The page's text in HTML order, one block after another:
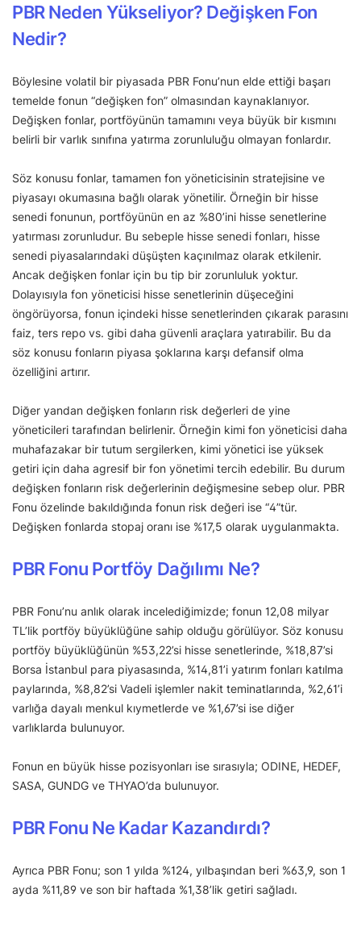
PBR Neden Yükseliyor? Değişken Fon
Nedir?
Böylesine volatil bir piyasada PBR Fonu’nun elde ettiği başarı
temelde fonun “değişken fon” olmasından kaynaklanıyor.
Değişken fonlar, portföyünün tamamını veya büyük bir kısmını
belirli bir varlık sınıfına yatırma zorunluluğu olmayan fonlardır.
Söz konusu fonlar, tamamen fon yöneticisinin stratejisine ve
piyasayı okumasına bağlı olarak yönetilir. Örneğin bir hisse
senedi fonunun, portföyünün en az %80’ini hisse senetlerine
yatırması zorunludur. Bu sebeple hisse senedi fonları, hisse
senedi piyasalarındaki düşüşten kaçınılmaz olarak etkilenir.
Ancak değişken fonlar için bu tip bir zorunluluk yoktur.
Dolayısıyla fon yöneticisi hisse senetlerinin düşeceğini
öngörüyorsa, fonun içindeki hisse senetlerinden çıkarak parasını
faiz, ters repo vs. gibi daha güvenli araçlara yatırabilir. Bu da
söz konusu fonların piyasa şoklarına karşı defansif olma
özelliğini artırır.
Diğer yandan değişken fonların risk değerleri de yine
yöneticileri tarafından belirlenir. Örneğin kimi fon yöneticisi daha
muhafazakar bir tutum sergilerken, kimi yönetici ise yüksek
getiri için daha agresif bir fon yönetimi tercih edebilir. Bu durum
değişken fonların risk değerlerinin değişmesine sebep olur. PBR
Fonu özelinde bakıldığında fonun risk değeri ise “4”tür.
Değişken fonlarda stopaj oranı ise %17,5 olarak uygulanmakta.
PBR Fonu Portföy Dağılımı Ne?
PBR Fonu’nu anlık olarak incelediğimizde; fonun 12,08 milyar
TL’lik portföy büyüklüğüne sahip olduğu görülüyor. Söz konusu
portföy büyüklüğünün %53,22’si hisse senetlerinde, %18,87’si
Borsa İstanbul para piyasasında, %14,81’i yatırım fonları katılma
paylarında, %8,82’si Vadeli işlemler nakit teminatlarında, %2,61’i
varlığa dayalı menkul kıymetlerde ve %1,67’si ise diğer
varlıklarda bulunuyor.
Fonun en büyük hisse pozisyonları ise sırasıyla; ODINE, HEDEF,
SASA, GUNDG ve THYAO’da bulunuyor.
PBR Fonu Ne Kadar Kazandırdı?
Ayrıca PBR Fonu; son 1 yılda %124, yılbaşından beri %63,9, son 1
ayda %11,89 ve son bir haftada %1,38’lik getiri sağladı.